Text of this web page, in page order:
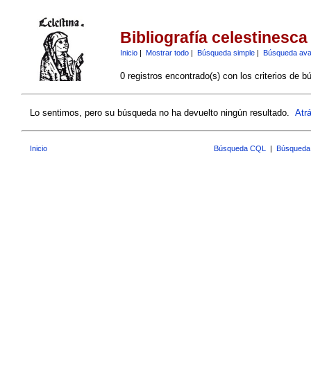
Bibliografía celestinesca
Inicio| Mostrar todo| Búsqueda simple| Búsqueda
0 registros encontrado(s) con los criterios de
Lo sentimos, pero su búsqueda no ha devuelto ningún resultado.
Inicio Búsqueda CQL |